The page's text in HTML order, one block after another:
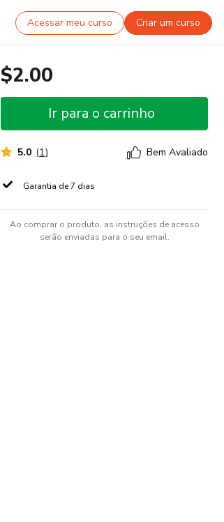
Acessar meu curso Criar um curso
$2.00
Ir para o carrinho
5.0 (1) Bem Avaliado
Garantia de 7 dias
Ao comprar o produto, as instruções de acesso
serão enviadas para o seu email.